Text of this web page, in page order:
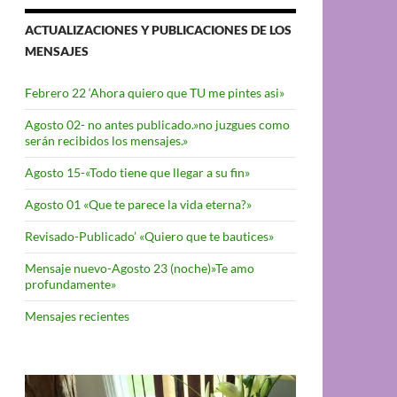
ACTUALIZACIONES Y PUBLICACIONES DE LOS
MENSAJES
Febrero 22 ‘Ahora quiero que TU me pintes asi»
Agosto 02- no antes publicado.»no juzgues como
serán recibidos los mensajes.»
Agosto 15-«Todo tiene que llegar a su fin»
Agosto 01 «Que te parece la vida eterna?»
Revisado-Publicado’ «Quiero que te bautices»
Mensaje nuevo-Agosto 23 (noche)»Te amo
profundamente»
Mensajes recientes